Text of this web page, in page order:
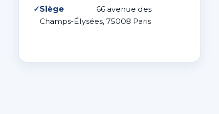
✓Siège
66 avenue des
Champs-Élysées, 75008 Paris